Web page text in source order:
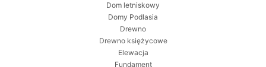
Dom letniskowy
Domy Podlasia
Drewno
Drewno księżycowe
Elewacja
Fundament